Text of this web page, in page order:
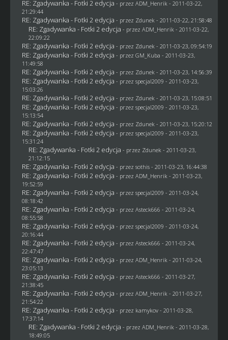
RE: Zgadywanka - Fotki 2 edycja - przez ADM_Henrik - 2011-03-22,
21:29:44
RE: Zgadywanka - Fotki 2 edycja - przez Zdunek - 2011-03-22, 21:58:48
RE: Zgadywanka - Fotki 2 edycja - przez ADM_Henrik - 2011-03-22,
22:09:22
RE: Zgadywanka - Fotki 2 edycja - przez Zdunek - 2011-03-23, 09:54:19
RE: Zgadywanka - Fotki 2 edycja - przez GM_Kuba - 2011-03-23,
11:49:58
RE: Zgadywanka - Fotki 2 edycja - przez Zdunek - 2011-03-23, 14:56:39
RE: Zgadywanka - Fotki 2 edycja - przez specjal2009 - 2011-03-23,
15:03:26
RE: Zgadywanka - Fotki 2 edycja - przez Zdunek - 2011-03-23, 15:08:51
RE: Zgadywanka - Fotki 2 edycja - przez specjal2009 - 2011-03-23,
15:13:54
RE: Zgadywanka - Fotki 2 edycja - przez Zdunek - 2011-03-23, 15:20:12
RE: Zgadywanka - Fotki 2 edycja - przez specjal2009 - 2011-03-23,
15:31:24
RE: Zgadywanka - Fotki 2 edycja - przez Zdunek - 2011-03-23,
21:12:15
RE: Zgadywanka - Fotki 2 edycja - przez sothis- 2011-03-23, 16:44:38
RE: Zgadywanka - Fotki 2 edycja - przez ADM_Henrik - 2011-03-23,
19:52:59
RE: Zgadywanka - Fotki 2 edycja - przez specjal2009 - 2011-03-24,
08:18:42
RE: Zgadywanka - Fotki 2 edycja - przez Asteck666 - 2011-03-24,
08:55:58
RE: Zgadywanka - Fotki 2 edycja - przez specjal2009 - 2011-03-24,
20:16:44
RE: Zgadywanka - Fotki 2 edycja - przez Asteck666 - 2011-03-24,
22:47:47
RE: Zgadywanka - Fotki 2 edycja - przez ADM_Henrik - 2011-03-24,
23:05:13
RE: Zgadywanka - Fotki 2 edycja - przez Asteck666 - 2011-03-27,
21:38:45
RE: Zgadywanka - Fotki 2 edycja - przez ADM_Henrik - 2011-03-27,
21:54:22
RE: Zgadywanka - Fotki 2 edycja - przez kamykov- 2011-03-28,
17:37:14
RE: Zgadywanka - Fotki 2 edycja - przez ADM_Henrik - 2011-03-28,
18:49:05